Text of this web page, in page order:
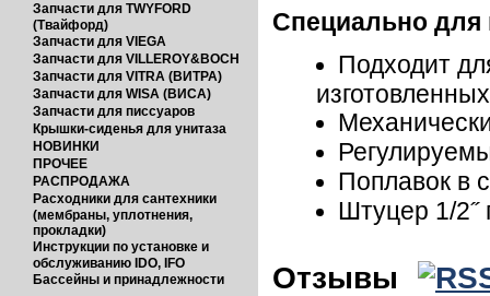
Запчасти для TWYFORD
(Твайфорд)
Запчасти для VIEGA
Запчасти для VILLEROY&BOCH
Запчасти для VITRA (ВИТРА)
Запчасти для WISA (ВИСА)
Запчасти для писсуаров
Крышки-сиденья для унитаза
НОВИНКИ
ПРОЧЕЕ
РАСПРОДАЖА
Расходники для сантехники
(мембраны, уплотнения,
прокладки)
Инструкции по установке и
обслуживанию IDO, IFO
Бассейны и принадлежности
Специально
Подходит
Поплавок в
Штуцер 1/2˝
Отзывы